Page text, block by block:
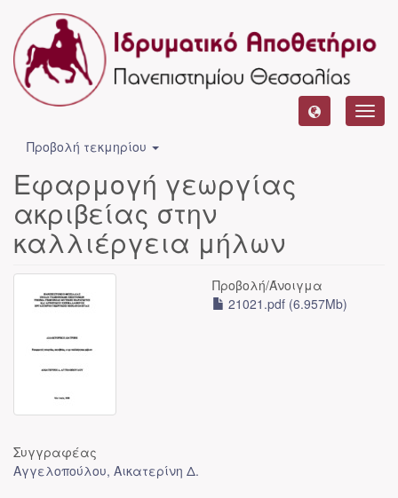
Προβολή τεκμηρίου
Εφαρμογή γεωργίας
ακριβείας στην
καλλιέργεια μήλων
Προβολή/Άνοιγμα
21021.pdf (6.957Mb)
Συγγραφέας
Αγγελοπούλου, Αικατερίνη Δ.